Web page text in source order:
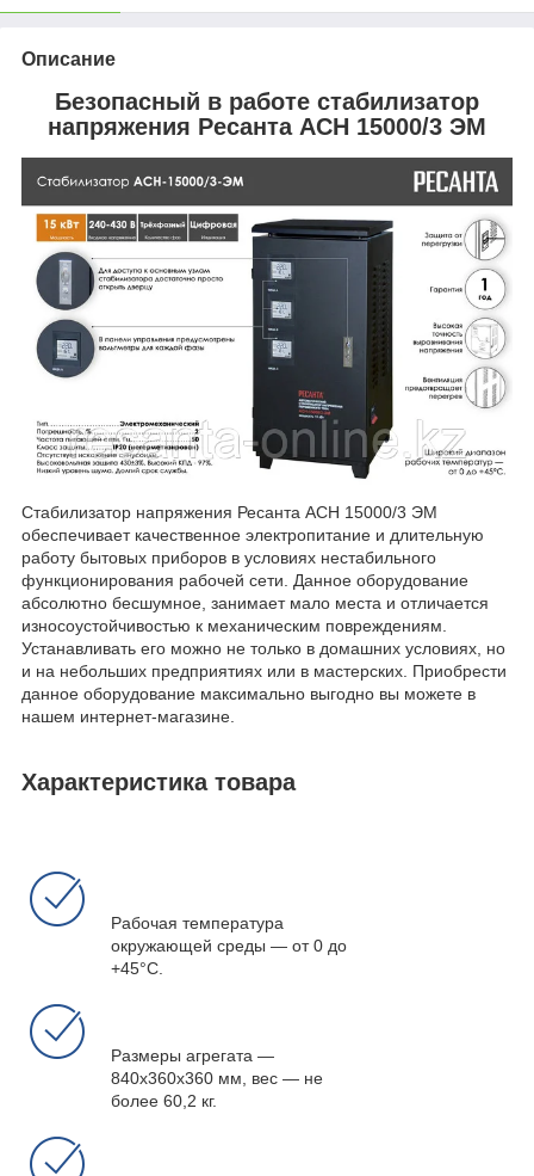
Описание
Безопасный в работе стабилизатор
напряжения Ресанта АСН 15000/3 ЭМ
Стабилизатор напряжения Ресанта АСН 15000/3 ЭМ
обеспечивает качественное электропитание и длительную
работу бытовых приборов в условиях нестабильного
функционирования рабочей сети. Данное оборудование
абсолютно бесшумное, занимает мало места и отличается
износоустойчивостью к механическим повреждениям.
Устанавливать его можно не только в домашних условиях, но
и на небольших предприятиях или в мастерских. Приобрести
данное оборудование максимально выгодно вы можете в
нашем интернет-магазине.
Характеристика товара
Рабочая температура
окружающей среды ― от 0 до
+45°С.
Размеры агрегата ―
840х360х360 мм, вес ― не
более 60,2 кг.